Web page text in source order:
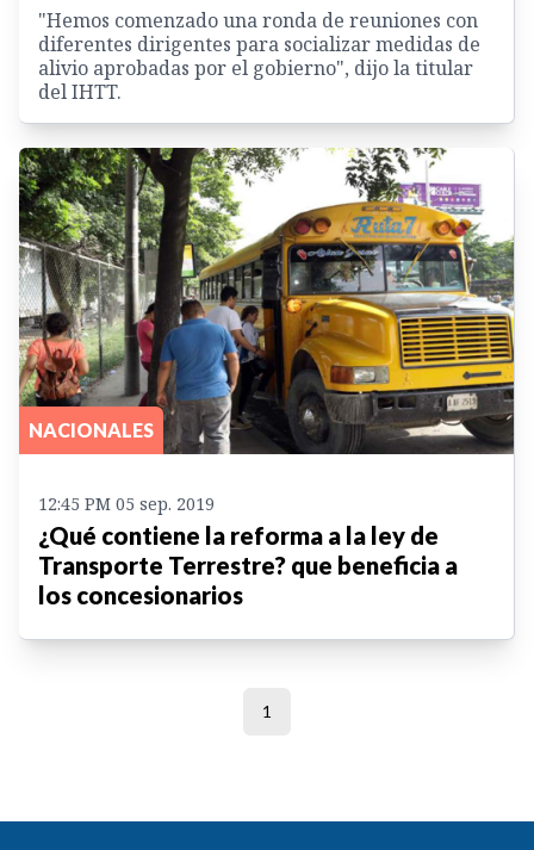
"Hemos comenzado una ronda de reuniones con
diferentes dirigentes para socializar medidas de
alivio aprobadas por el gobierno", dijo la titular
del IHTT.
NACIONALES
12:45 PM 05 sep. 2019
¿Qué contiene la reforma a la ley de
Transporte Terrestre? que beneficia a
los concesionarios
1